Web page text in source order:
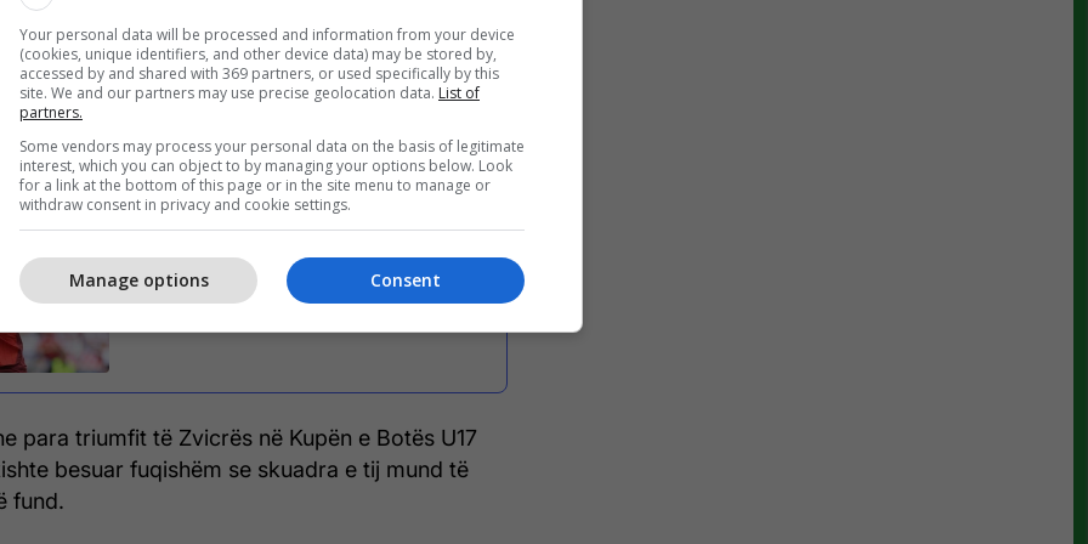
për Blick, transmeton Telegrafi.
shpjegoi se nuk e konsideron këtë deklaratë si
një mënyrë të të menduarit që e ka shoqëruar
së tij.
Xhaka barazon rekordin e Behramit
dhe Shaqirit, do të luajë në Botërorin e
para triumfit të Zvicrës në Kupën e Botës U17
besuar fuqishëm se skuadra e tij mund të
fund.
Your personal data will be processed and information from your device
(cookies, unique identifiers, and other device data) may be stored by,
accessed by and shared with 369 partners, or used specifically by this
site. We and our partners may use precise geolocation data. List of
partners.
Some vendors may process your personal data on the basis of legitimate
interest, which you can object to by managing your options below. Look
for a link at the bottom of this page or in the site menu to manage or
withdraw consent in privacy and cookie settings.
Consent
Manage options